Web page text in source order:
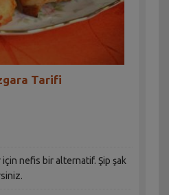
Tarifi
nefis bir alternatif. Şip şak